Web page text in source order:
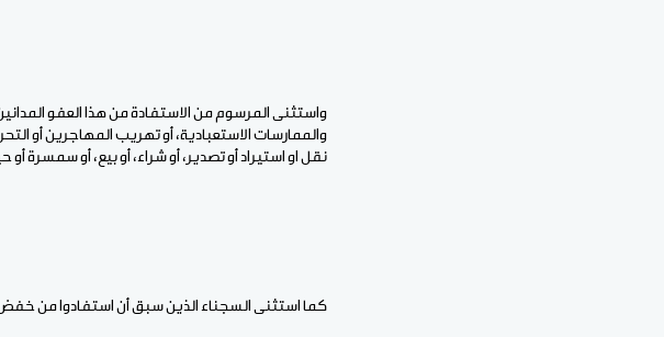
واستثنى المرسوم من الاستفادة من هذا العفو المدانين
والممارسات الاستعبادية، أو تهريب المهاجرين أو
نقل او استيراد أو تصدير، أو شراء، أو بيع، أو سمسرة أو
كما استثنى السجناء الذين سبق أن استفادوا من